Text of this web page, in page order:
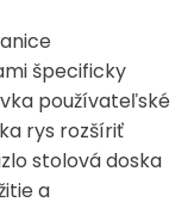
špecificky
používateľské
rys rozšíriť
stolová doska
a